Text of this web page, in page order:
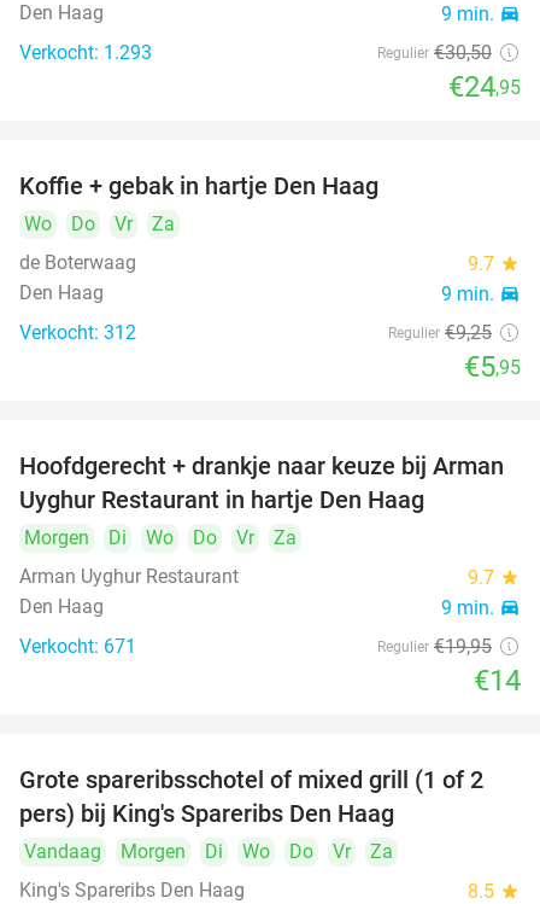
Den Haag 9 min. directions_car
Verkocht: 1.293 Regulier €30,50
€24,95
Koffie + gebak in hartje Den Haag
Wo Do Vr
Za
de Boterwaag
9.7 star
Den Haag 9 min. directions_car
Verkocht: 312 Regulier €9,25
€5,95
30%
Hoofdgerecht + drankje naar keuze bij Arman
Uyghur Restaurant in hartje Den Haag
Morgen Di Wo Do Vr
Za
Arman Uyghur Restaurant
9.7 star
Den Haag 9 min. directions_car
Verkocht: 671 Regulier €19,95
€14
32%
Grote spareribsschotel of mixed grill (1 of 2
pers) bij King's Spareribs Den Haag
Vandaag Morgen Di Wo Do Vr
Za
King's Spareribs Den Haag
8.5 star